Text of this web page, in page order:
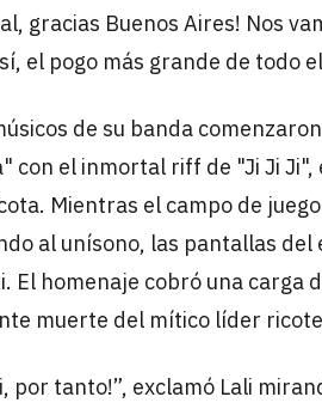
gracias Buenos Aires! Nos
el pogo más grande de todo
de su banda
con el inmortal riff de "Ji Ji Ji",
Mientras el campo de
al unísono, las pantallas
El homenaje cobró una carga
muerte del mítico líder
por tanto!”, exclamó Lali